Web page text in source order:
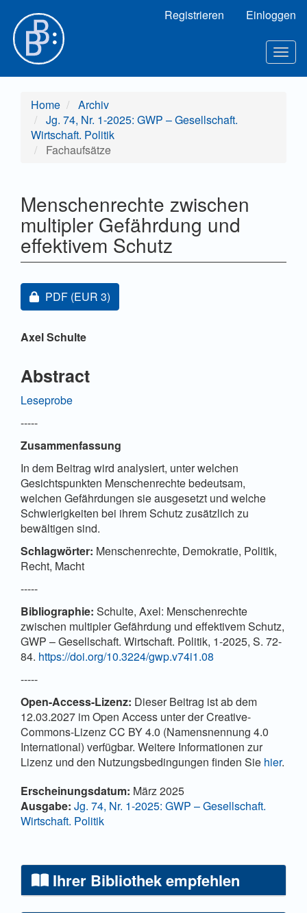
Hauptinhalt
Sidebar
Registrieren Einloggen
Home
Archiv
Jg. 74, Nr. 1-2025: GWP – Gesellschaft.
Wirtschaft. Politik
Fachaufsätze
Menschenrechte zwischen
multipler Gefährdung und
effektivem Schutz
Artikel-Sidebar
Zugang für Abonnent/innen oder durch Zahlung einer
PDF (EUR 3)
Hauptsächlicher Artikelinhalt
Axel Schulte
Abstract
Leseprobe
-----
Zusammenfassung
In dem Beitrag wird analysiert, unter welchen
Gesichtspunkten Menschenrechte bedeutsam,
welchen Gefährdungen sie ausgesetzt und welche
Schwierigkeiten bei ihrem Schutz zusätzlich zu
bewältigen sind.
Schlagwörter: Menschenrechte, Demokratie, Politik,
Recht, Macht
-----
Bibliographie: Schulte, Axel: Menschenrechte
zwischen multipler Gefährdung und effektivem Schutz,
GWP – Gesellschaft. Wirtschaft. Politik, 1-2025, S. 72-
84. https://doi.org/10.3224/gwp.v74i1.08
-----
Open-Access-Lizenz: Dieser Beitrag ist ab dem
12.03.2027 im Open Access unter der Creative-
Commons-Lizenz CC BY 4.0 (Namensnennung 4.0
International) verfügbar. Weitere Informationen zur
Lizenz und den Nutzungsbedingungen finden Sie hier.
Artikel-Details
Erscheinungsdatum: März 2025
Ausgabe: Jg. 74, Nr. 1-2025: GWP – Gesellschaft.
Wirtschaft. Politik
Ihrer Bibliothek empfehlen